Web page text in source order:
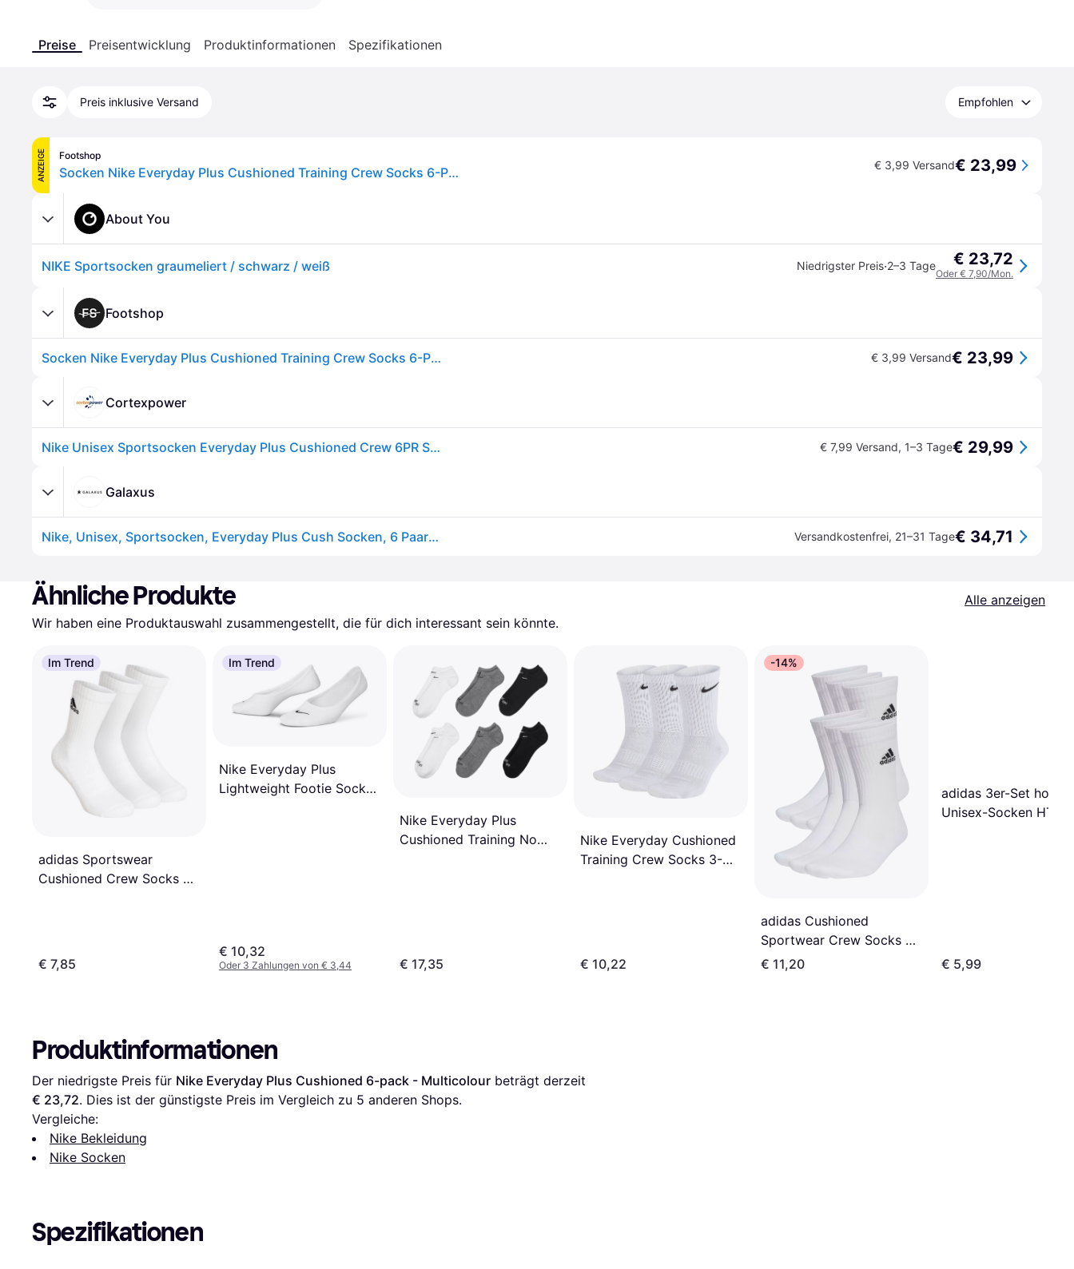
Preise Preisentwicklung Produktinformationen Spezifikationen
Preis inklusive Versand Empfohlen
ANZEIGE Footshop
Socken Nike Everyday Plus Cushioned Training Crew Socks 6-Pack Multi-Color XL € 3,99 Versand€ 23,99
About You
NIKE Sportsocken graumeliert / schwarz / weiß Niedrigster Preis·2–3 Tage € 23,72
Oder € 7,90/Mon.
Footshop
Socken Nike Everyday Plus Cushioned Training Crew Socks 6-Pack Multi-Color XL € 3,99 Versand€ 23,99
Cortexpower
Nike Unisex Sportsocken Everyday Plus Cushioned Crew 6PR SX6897-965 34-38 - Multi-Color4 - 34-38 € 7,99 Versand, 1–3 Tage€ 29,99
Galaxus
Nike, Unisex, Sportsocken, Everyday Plus Cush Socken, 6 Paar (34 - 38), Mehrfarbig Versandkostenfrei, 21–31 Tage€ 34,71
Ähnliche Produkte
Alle anzeigen
Wir haben eine Produktauswahl zusammengestellt, die für dich interessant sein könnte.
Im Trend
adidas Sportswear
Cushioned Crew Socks 3-
€ 7,85
Im Trend
Nike Everyday Plus
Lightweight Footie Socken
€ 10,32
Oder 3 Zahlungen von € 3,44
Nike Everyday Plus
Cushioned Training No
€ 17,35
Nike Everyday Cushioned
Training Crew Socks 3-
€ 10,22
-14%
adidas Cushioned
Sportwear Crew Socks 6-
pack - White/Black
€ 11,20
adidas 3er-Set hohe
Unisex-Socken
€ 5,99
Produktinformationen
Der niedrigste Preis für Nike Everyday Plus Cushioned 6-pack - Multicolour
€ 23,72. Dies ist der günstigste Preis im Vergleich zu 5 anderen Shops.
Vergleiche:
Nike Bekleidung
Nike Socken
Spezifikationen